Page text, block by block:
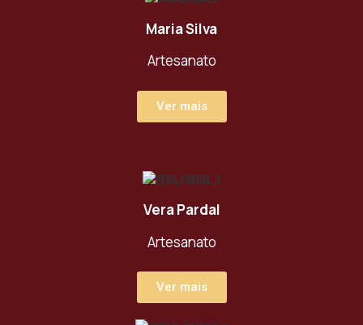
Maria Silva
Artesanato
Ver mais
Vera Pardal
Artesanato
Ver mais